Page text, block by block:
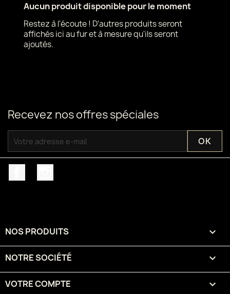
Aucun produit disponible pour le moment
Restez à l'écoute ! D'autres produits seront
affichés ici au fur et à mesure qu'ils seront
ajoutés.
Recevez nos offres spéciales
NOS PRODUITS 
NOTRE SOCIÉTÉ 
VOTRE COMPTE 